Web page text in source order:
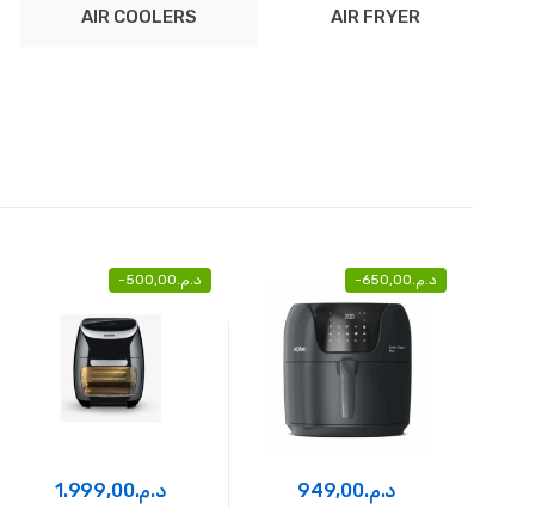
AIR COOLERS AIR FRYER
- د.م.500,00
د.م.1.999,00
- د.م.650,00
د.م.949,00